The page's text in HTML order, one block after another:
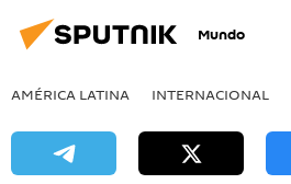
Mundo
AMÉRICA LATINA INTERNACIONAL